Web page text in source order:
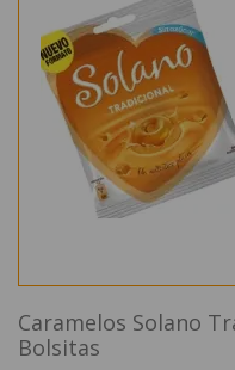
Caramelos Solano
Bolsitas